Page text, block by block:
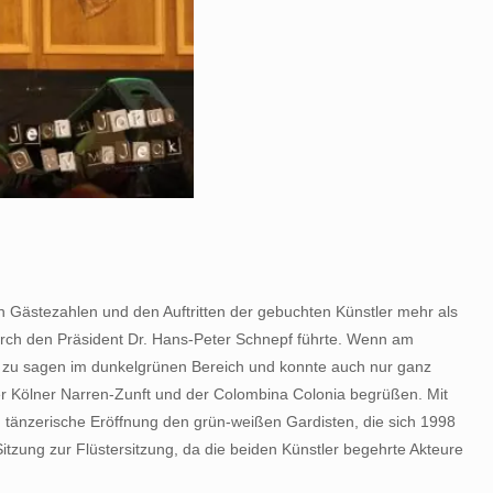
und den Auftritten der gebuchten Künstler mehr als
den Präsident Dr. Hans-Peter Schnepf führte. Wenn am
sagen im dunkelgrünen Bereich und konnte auch nur ganz
Kölner Narren-Zunft und der Colombina Colonia begrüßen. Mit
Eröffnung den grün-weißen Gardisten, die sich 1998
zur Flüstersitzung, da die beiden Künstler begehrte Akteure